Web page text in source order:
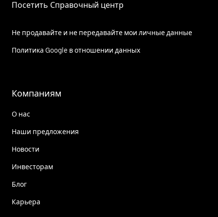
Посетить Справочный центр
Не продавайте и не передавайте мои личные данные
Политика Google в отношении данных
Компаниям
О нас
Наши предложения
Новости
Инвесторам
Блог
Карьера